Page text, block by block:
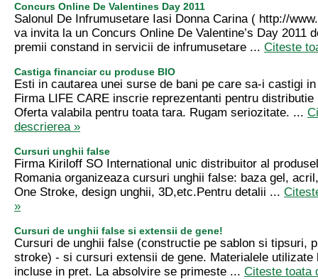
Concurs Online De Valentines Day 2011
Salonul De Infrumusetare Iasi Donna Carina ( http://
va invita la un Concurs Online De Valentine’s Day 2011
premii constand in servicii de infrumusetare ... Citeste
Castiga financiar cu produse BIO
Esti in cautarea unei surse de bani pe care sa-i castigi
Firma LIFE CARE inscrie reprezentanti pentru distributie
Oferta valabila pentru toata tara. Rugam seriozitate. ...
descrierea »
Cursuri unghii false
Firma Kiriloff SO International unic distribuitor al
Romania organizeaza cursuri unghii false: baza gel,
One Stroke, design unghii, 3D,etc.Pentru detalii ...
»
Cursuri de unghii false si extensii de gene!
Cursuri de unghii false (constructie pe sablon si tipsuri,
stroke) - si cursuri extensii de gene. Materialele utilizate
incluse in pret. La absolvire se primeste ... Citeste toata